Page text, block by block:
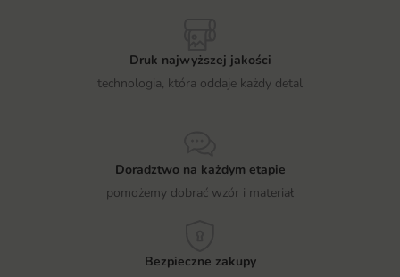
Druk najwyższej jakości
technologia, która oddaje każdy detal
Doradztwo na każdym etapie
pomożemy dobrać wzór i materiał
Bezpieczne zakupy